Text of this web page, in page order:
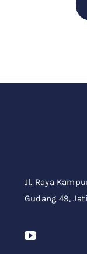
Jl. Raya
Gudang 49,